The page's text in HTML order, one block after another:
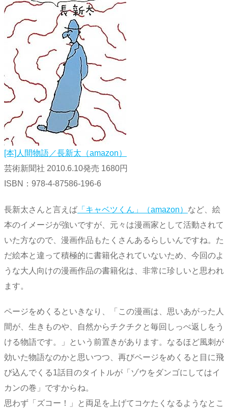
[本]人間物語／長新太（amazon）
芸術新聞社 2010.6.10発売 1680円
ISBN：978-4-87586-196-6
長新太さんと言えば 「キャベツくん」（amazon） など、絵
本のイメージが強いですが、元々は漫画家として活動されて
いた方なので、漫画作品もたくさんあるらしいんですね。た
だ絵本と違って積極的に書籍化されていないため、今回のよ
うな大人向けの漫画作品の書籍化は、非常に珍しいと思われ
ます。
ページをめくるといきなり、「この漫画は、思いあがった人
間が、生きものや、自然からチクチクと毎回しっぺ返しをう
ける物語です。」という前置きがあります。なるほど風刺が
効いた物語なのかと思いつつ、再びページをめくると目に飛
び込んでくる1話目のタイトルが「ゾウをダンゴにしてはイ
カンの巻」ですからね。
思わず「ズコー！」と両足を上げてコケたくなるようなとこ